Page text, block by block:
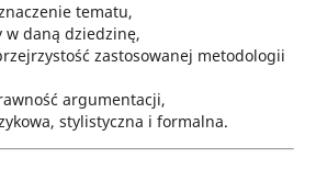
tematu,
w daną dziedzinę,
zastosowanej metodologii
argumentacji,
stylistyczna i formalna.